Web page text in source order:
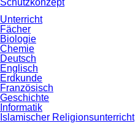
Schutzkonzept
Unterricht
Fächer
Biologie
Chemie
Deutsch
Englisch
Erdkunde
Französisch
Geschichte
Informatik
Islamischer Religionsunterricht